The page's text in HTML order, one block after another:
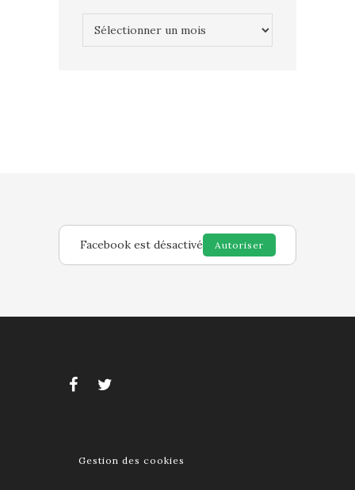
Facebook est désactivé Autoriser
Gestion des cookies